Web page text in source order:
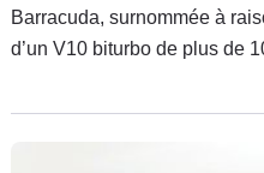
Barracuda, surnommée à
d’un V10 biturbo de plus de
magnifique, mais